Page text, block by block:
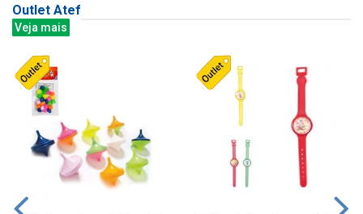
Outlet Atef
Veja mais